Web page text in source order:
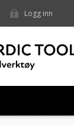
Logg inn